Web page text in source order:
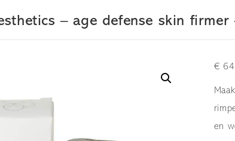
– age defense skin
€
en